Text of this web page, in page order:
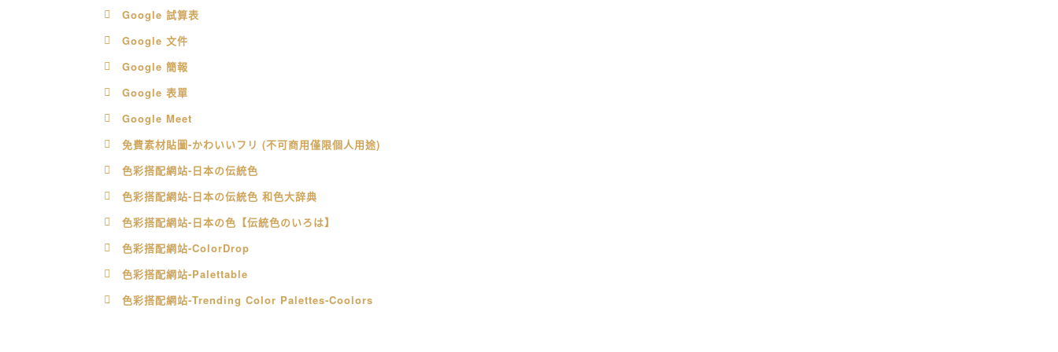
Google 試算表
Google 文件
Google 簡報
Google 表單
Google Meet
免費素材貼圖-かわいいフリ (不可商用僅限個人用途)
色彩搭配網站-日本の伝統色
色彩搭配網站-日本の伝統色 和色大辞典
色彩搭配網站-日本の色【伝統色のいろは】
色彩搭配網站-ColorDrop
色彩搭配網站-Palettable
色彩搭配網站-Trending Color Palettes-Coolors